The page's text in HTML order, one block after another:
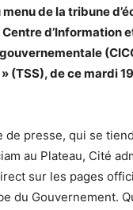
de la tribune
d’Information
(TSS), de ce mardi
de presse, qui se
au Plateau, Cité
sur les pages
du Gouvernement.